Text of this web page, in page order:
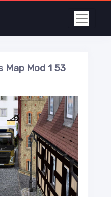
Map Mod 1 53